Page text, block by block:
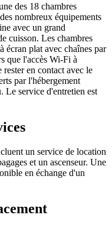
des 18 chambres
nombreux équipements
avec un grand
cuisson. Les chambres
écran plat avec chaînes par
que l'accès Wi-Fi à
en contact avec le
par l'hébergement
Le service d'entretien est
un service de location
et un ascenseur. Une
en échange d'un